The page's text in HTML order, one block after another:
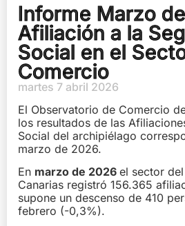
Informe Marzo
Afiliación a la
Social en el
Comercio
martes 7 abril 2026
El Observatorio de Comercio
los resultados de las
Social del archipiélago
marzo de 2026.
En marzo de 2026 el sector
Canarias registró 156.365
supone un descenso de 410
febrero (-0,3%).